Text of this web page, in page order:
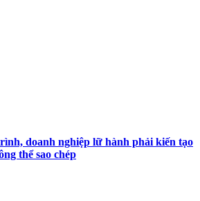
doanh nghiệp lữ hành phải kiến tạo
thể sao chép